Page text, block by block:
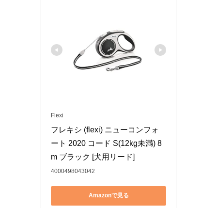
Flexi
フレキシ (flexi) ニューコンフォ
ート 2020 コード S(12kg未満) 8
m ブラック [犬用リード]
4000498043042
Amazonで見る